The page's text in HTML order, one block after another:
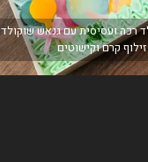
רכה ועסיסית עם גנאש שוקולד
קרם וקישוטים